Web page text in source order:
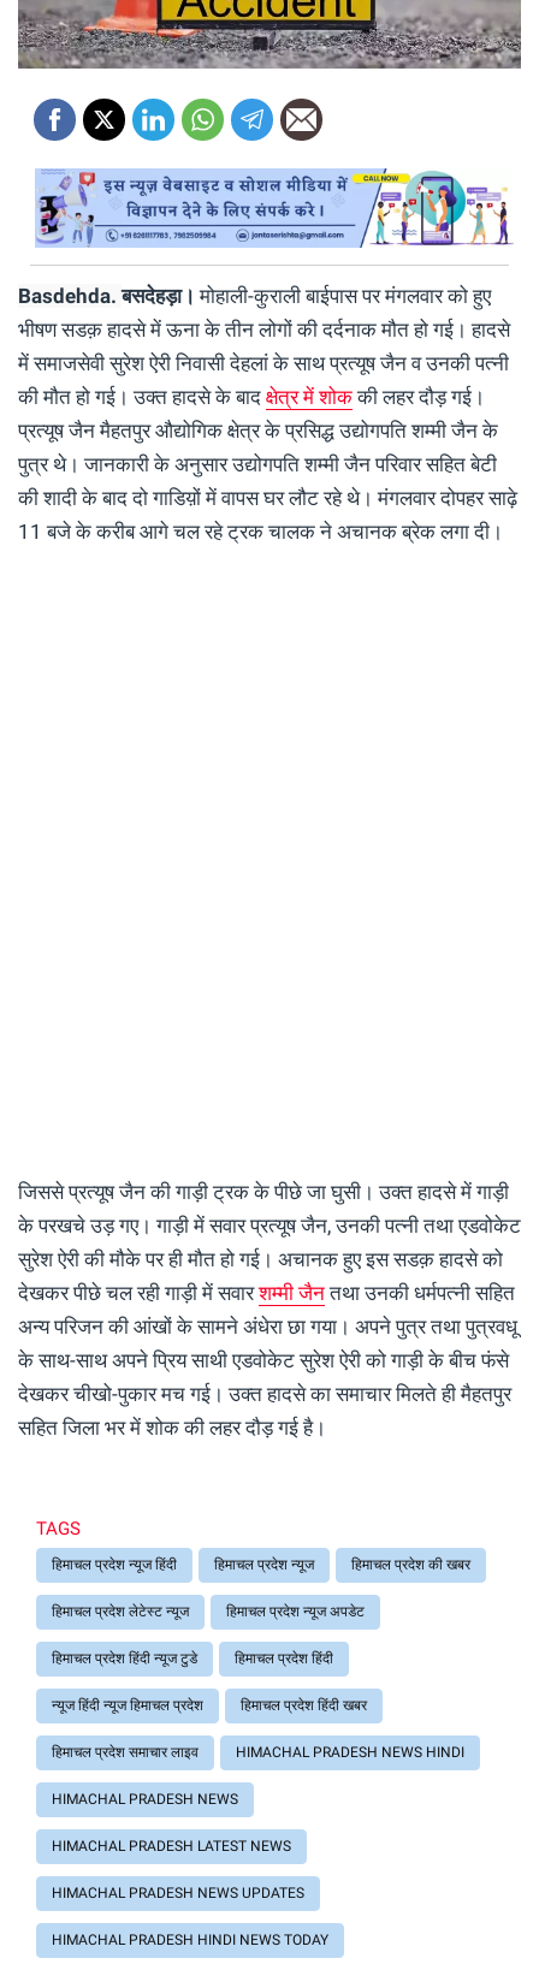
Basdehda.बसदेहड़ा।मोहाली-कुराली बाईपास पर मंगलवार को हुए
भीषण सडक़ हादसे में ऊना के तीन लोगों की दर्दनाक मौत हो गई। हादसे
में समाजसेवी सुरेश ऐरी निवासी देहलां के साथ प्रत्यूष जैन व उनकी पत्नी
की मौत हो गई। उक्त हादसे के बाद क्षेत्र में शोककी लहर दौड़ गई।
प्रत्यूष जैन मैहतपुर औद्योगिक क्षेत्र के प्रसिद्ध उद्योगपति शम्मी जैन के
पुत्र थे। जानकारी के अनुसार उद्योगपति शम्मी जैन परिवार सहित बेटी
की शादी के बाद दो गाडिय़ों में वापस घर लौट रहे थे। मंगलवार दोपहर साढ़े
11 बजे के करीब आगे चल रहे ट्रक चालक ने अचानक ब्रेक लगा दी।
जिससे प्रत्यूष जैन की गाड़ी ट्रक के पीछे जा घुसी। उक्त हादसे में गाड़ी
के परखचे उड़ गए। गाड़ी में सवार प्रत्यूष जैन, उनकी पत्नी तथा एडवोकेट
सुरेश ऐरी की मौके पर ही मौत हो गई। अचानक हुए इस सडक़ हादसे को
देखकर पीछे चल रही गाड़ी में सवारशम्मी जैनतथा उनकी धर्मपत्नी सहित
अन्य परिजन की आंखों के सामने अंधेरा छा गया। अपने पुत्र तथा पुत्रवधू
के साथ-साथ अपने प्रिय साथी एडवोकेट सुरेश ऐरी को गाड़ी के बीच फंसे
देखकर चीखो-पुकार मच गई। उक्त हादसे का समाचार मिलते ही मैहतपुर
सहित जिला भर में शोक की लहर दौड़ गई है।
TAGS
हिमाचल प्रदेश न्यूज हिंदी हिमाचल प्रदेश न्यूज हिमाचल प्रदेश की खबर
हिमाचल प्रदेश लेटेस्ट न्यूज हिमाचल प्रदेश न्यूज अपडेट
हिमाचल प्रदेश हिंदी न्यूज टुडे हिमाचल प्रदेश हिंदी
न्यूज हिंदी न्यूज हिमाचल प्रदेश हिमाचल प्रदेश हिंदी खबर
हिमाचल प्रदेश समाचार लाइव HIMACHAL PRADESH NEWS HINDI
HIMACHAL PRADESH NEWS
HIMACHAL PRADESH LATEST NEWS
HIMACHAL PRADESH NEWS UPDATES
HIMACHAL PRADESH HINDI NEWS TODAY